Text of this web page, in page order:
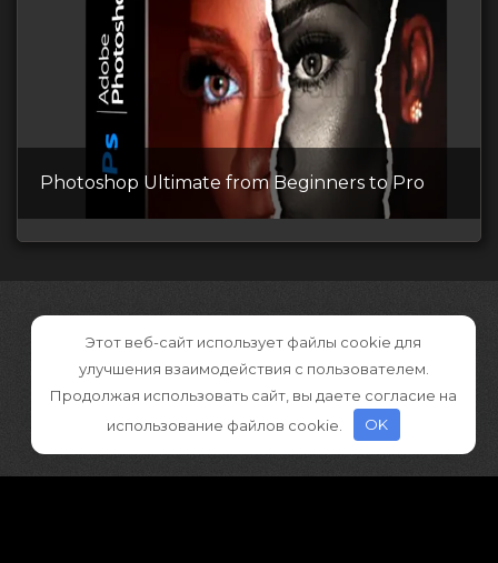
Photoshop Ultimate from Beginners to Pro
Этот веб-сайт использует файлы cookie для
улучшения взаимодействия с пользователем.
Продолжая использовать сайт, вы даете согласие на
использование файлов cookie.
OK